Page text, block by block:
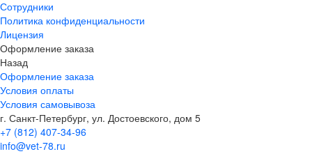
Сотрудники
Политика конфиденциальности
Лицензия
Оформление заказа
Назад
Оформление заказа
Условия оплаты
Условия самовывоза
г. Санкт-Петербург, ул. Достоевского, дом 5
+7 (812) 407-34-96
info@vet-78.ru